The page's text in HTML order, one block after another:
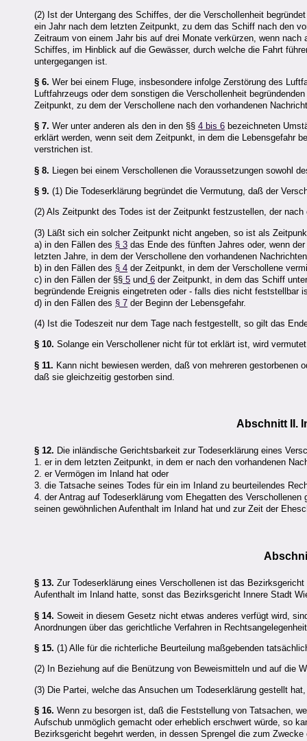
(2) Ist der Untergang des Schiffes, der die Verschollenheit
ein Jahr nach dem letzten Zeitpunkt, zu dem das Schiff nach den
Zeitraum von einem Jahr bis auf drei Monate verkürzen, wenn
Schiffes, im Hinblick auf die Gewässer, durch welche die Fahrt
untergegangen ist.
§ 6. Wer bei einem Fluge, insbesondere infolge Zerstörung des
Luftfahrzeugs oder dem sonstigen die Verschollenheit
Zeitpunkt, zu dem der Verschollene nach den vorhandenen
§ 7. Wer unter anderen als den in den §§ 4 bis 6 bezeichneten
erklärt werden, wenn seit dem Zeitpunkt, in dem die Lebensgefahr
verstrichen ist.
§ 8. Liegen bei einem Verschollenen die Voraussetzungen sowohl
§ 9. (1) Die Todeserklärung begründet die Vermutung, daß der
(2) Als Zeitpunkt des Todes ist der Zeitpunkt festzustellen, der
(3) Läßt sich ein solcher Zeitpunkt nicht angeben, so ist als
a) in den Fällen des § 3 das Ende des fünften Jahres oder, wenn
letzten Jahre, in dem der Verschollene den vorhandenen
b) in den Fällen des § 4 der Zeitpunkt, in dem der Verschollene
c) in den Fällen der §§ 5 und 6 der Zeitpunkt, in dem das Schiff
begründende Ereignis eingetreten oder - falls dies nicht feststellbar
d) in den Fällen des § 7 der Beginn der Lebensgefahr.
(4) Ist die Todeszeit nur dem Tage nach festgestellt, so gilt das
§ 10. Solange ein Verschollener nicht für tot erklärt ist, wird
§ 11. Kann nicht bewiesen werden, daß von mehreren gestorbenen
daß sie gleichzeitig gestorben sind.
Abschnitt II.
§ 12. Die inländische Gerichtsbarkeit zur Todeserklärung eines
1. er in dem letzten Zeitpunkt, in dem er nach den vorhandenen
2. er Vermögen im Inland hat oder
3. die Tatsache seines Todes für ein im Inland zu beurteilendes
4. der Antrag auf Todeserklärung vom Ehegatten des
seinen gewöhnlichen Aufenthalt im Inland hat und zur Zeit der
§ 13. Zur Todeserklärung eines Verschollenen ist das
Aufenthalt im Inland hatte, sonst das Bezirksgericht Innere Stadt
§ 14. Soweit in diesem Gesetz nicht etwas anderes verfügt wird,
Anordnungen über das gerichtliche Verfahren in
§ 15. (1) Alle für die richterliche Beurteilung maßgebenden
(2) In Beziehung auf die Benützung von Beweismitteln und auf die
(3) Die Partei, welche das Ansuchen um Todeserklärung gestellt
§ 16. Wenn zu besorgen ist, daß die Feststellung von Tatsachen,
Aufschub unmöglich gemacht oder erheblich erschwert würde, so
Bezirksgericht begehrt werden, in dessen Sprengel die zum